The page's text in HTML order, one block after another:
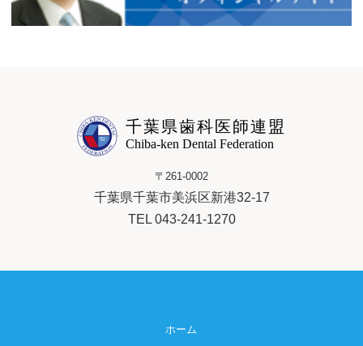
千葉県歯科医師連盟
Chiba-ken Dental Federation
〒261-0002
千葉県千葉市美浜区新港32-17
TEL 043-241-1270
ホーム